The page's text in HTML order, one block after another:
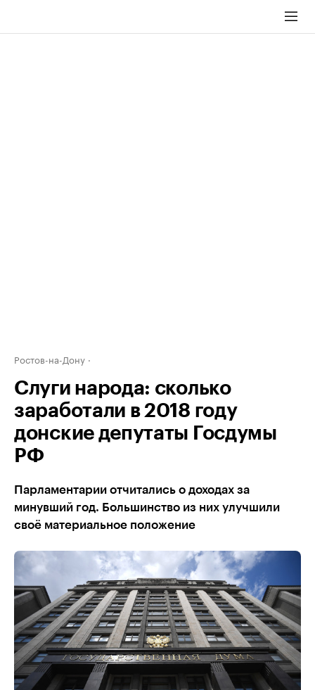
Ростов-на-Дону
Слуги народа: сколько
заработали в 2018 году
донские депутаты Госдумы
РФ
Парламентарии отчитались о доходах за
минувший год. Большинство из них улучшили
своё материальное положение